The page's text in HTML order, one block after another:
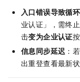
入口错误导致循环
业认证」，需终
击变为企业认证
信息同步延迟 ：
出重登查看最新状